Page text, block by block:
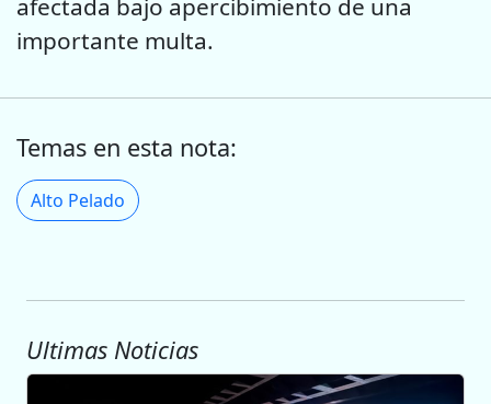
afectada bajo apercibimiento de una
importante multa.
Temas en esta nota:
Alto Pelado
Ultimas Noticias